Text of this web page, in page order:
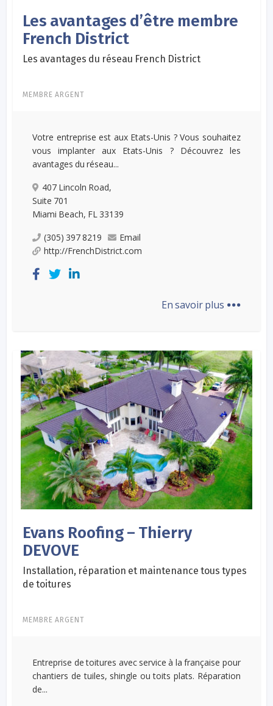
Les avantages d’être membre
French District
Les avantages du réseau French District
MEMBRE ARGENT
Votre entreprise est aux Etats-Unis ? Vous souhaitez
vous implanter aux Etats-Unis ? Découvrez les
avantages du réseau...
407 Lincoln Road,
Suite 701
Miami Beach, FL 33139
(305) 397 8219
Email
http://FrenchDistrict.com
En savoir plus ...
Evans Roofing – Thierry
DEVOVE
Installation, réparation et maintenance tous types
de toitures
MEMBRE ARGENT
Entreprise de toitures avec service à la française pour
chantiers de tuiles, shingle ou toits plats. Réparation
de...